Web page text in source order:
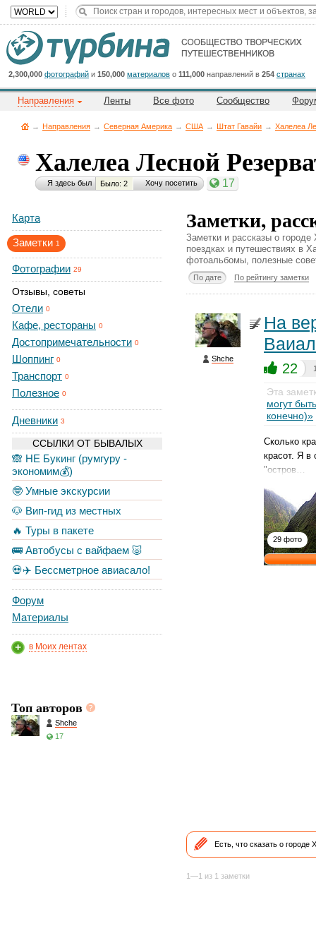
2,300,000 фотографий и 150,000 материалов о 111,000 направлений в 254 странах
Направления Ленты Все фото Сообщество
→ Направления → Северная Америка → CША → Штат Гавайи → Халелеа
Халелеа Лесной
Я здесь был Было: 2 Хочу посетить 17
Карта
Заметки 1
Фотографии 29
Отзывы, советы
Отели 0
Кафе, рестораны 0
Достопримечательности 0
Шоппинг 0
Транспорт 0
Полезное 0
Дневники 3
ССЫЛКИ ОТ БЫВАЛЫХ
🙈 НЕ Букинг (румгуру -
экономим💰)
🤓 Умные экскурсии
🐶 Вип-гид из местных
🔥 Туры в пакете
🚌 Автобусы с вайфаем 🐷
💀✈️ Бессметрное авиасало!
Форум
Материалы
в Моих лентах
Топ авторов
Shche
17
Заметки,
Заметки и рассказы о
поездках и путешествиях в
фотоальбомы, полезные
По дате По рейтингу заметки
Shche
На
22
Эта
могут
конечно)»
Сколько
красот. Я в
"остров…
29 фото
Есть, что сказать о
1—1 из 1 заметки
Cейчас
на
сайте:
Title
Button